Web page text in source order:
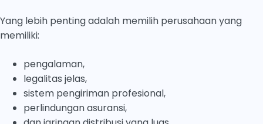
Yang lebih penting adalah memilih perusahaan yang
memiliki:
pengalaman,
legalitas jelas,
sistem pengiriman profesional,
perlindungan asuransi,